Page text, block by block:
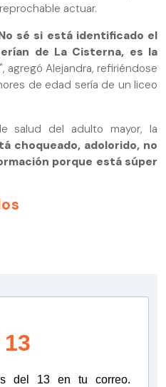
actuar.
sé si está identificado el
de La Cisterna, es la
", agregó Alejandra, refiriéndose
de edad sería de un liceo
salud del adulto mayor, la
choqueado, adolorido, no
porque está súper
del 13 en tu correo.